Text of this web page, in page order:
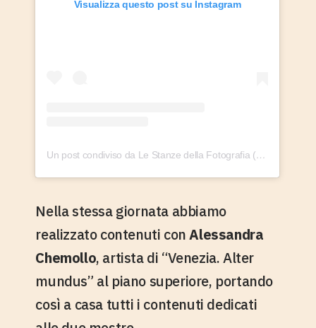
Visualizza questo post su Instagram
Un post condiviso da Le Stanze della Fotografia (@lestanzedellafotografia)
Nella stessa giornata abbiamo
realizzato contenuti conAlessandra
Chemollo, artista di “Venezia. Alter
mundus” al piano superiore, portando
così a casa tutti i contenuti dedicati